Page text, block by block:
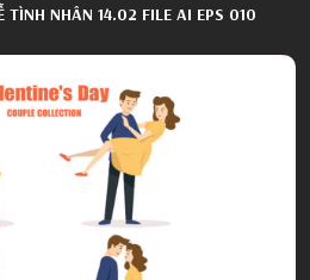
TÌNH NHÂN 14.02 FILE AI EPS 010